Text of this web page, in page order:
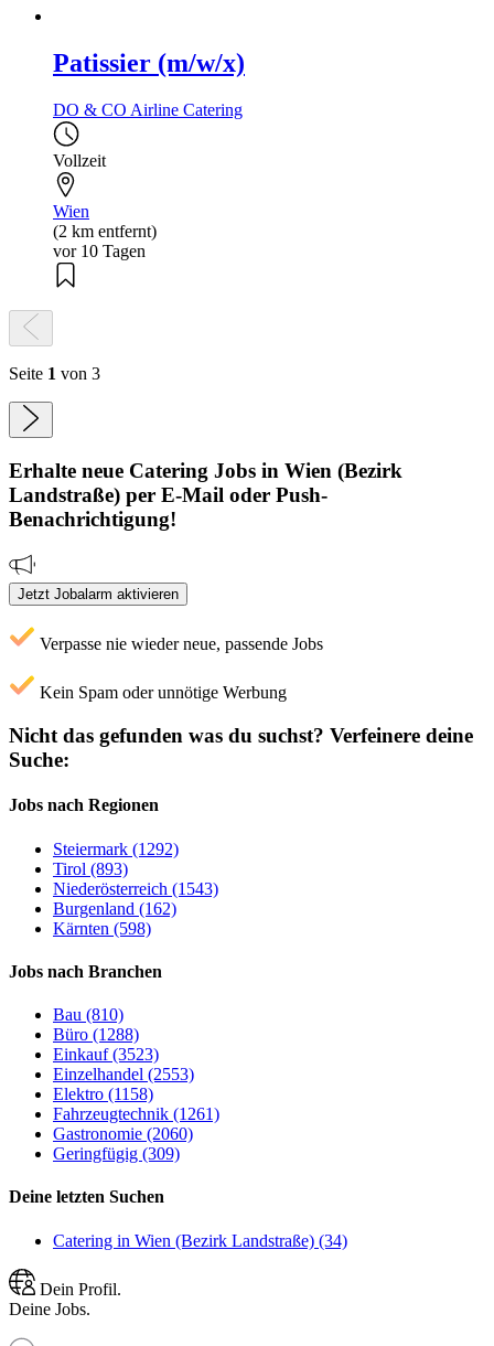
Patissier (m/w/x)
DO & CO Airline Catering
Vollzeit
Wien
(2 km entfernt)
vor 10 Tagen
Seite 1 von 3
Erhalte neue Catering Jobs in Wien (Bezirk
Landstraße) per E-Mail oder Push-
Benachrichtigung!
Jetzt Jobalarm aktivieren
Verpasse nie wieder neue, passende Jobs
Kein Spam oder unnötige Werbung
Nicht das gefunden was du suchst? Verfeinere deine
Suche:
Jobs nach Regionen
Steiermark (1292)
Tirol (893)
Niederösterreich (1543)
Burgenland (162)
Kärnten (598)
Jobs nach Branchen
Bau (810)
Büro (1288)
Einkauf (3523)
Einzelhandel (2553)
Elektro (1158)
Fahrzeugtechnik (1261)
Gastronomie (2060)
Geringfügig (309)
Deine letzten Suchen
Catering in Wien (Bezirk Landstraße) (34)
Dein Profil.
Deine Jobs.